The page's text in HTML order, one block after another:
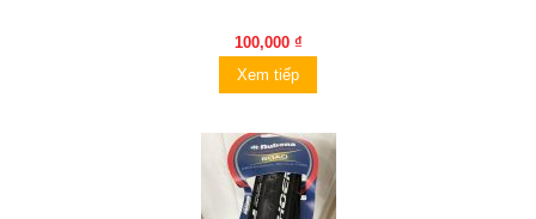
100,000 ₫
Xem tiếp